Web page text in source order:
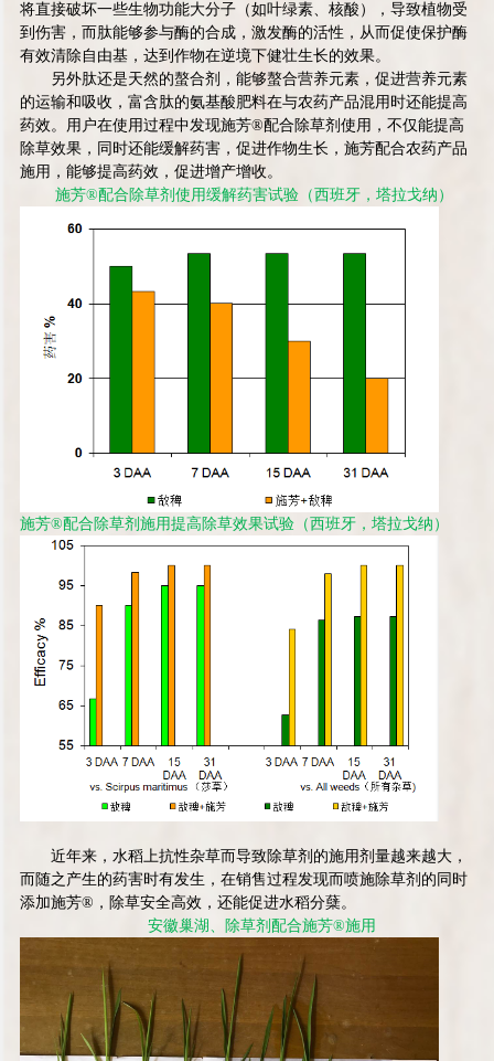
将直接破坏一些生物功能大分子（如叶绿素、核酸），导致植物受
到伤害，而肽能够参与酶的合成，激发酶的活性，从而促使保护酶
有效清除自由基，达到作物在逆境下健壮生长的效果。
另外肽还是天然的螯合剂，能够螯合营养元素，促进营养元素
的运输和吸收，富含肽的氨基酸肥料在与农药产品混用时还能提高
药效。用户在使用过程中发现施芳®配合除草剂使用，不仅能提高
除草效果，同时还能缓解药害，促进作物生长，施芳配合农药产品
施用，能够提高药效，促进增产增收。
施芳®配合除草剂使用缓解药害试验（西班牙，塔拉戈纳）
施芳®配合除草剂施用提高除草效果试验（西班牙，塔拉戈纳）
近年来，水稻上抗性杂草而导致除草剂的施用剂量越来越大，
而随之产生的药害时有发生，在销售过程发现而喷施除草剂的同时
添加施芳® ，除草安全高效，还能促进水稻分蘖。
安徽巢湖、除草剂配合施芳®施用